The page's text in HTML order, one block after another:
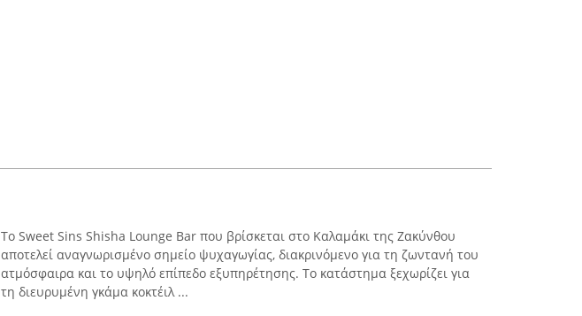
Το Sweet Sins Shisha Lounge Bar που βρίσκεται στο Καλαμάκι της Ζακύνθου
αποτελεί αναγνωρισμένο σημείο ψυχαγωγίας, διακρινόμενο για τη ζωντανή του
ατμόσφαιρα και το υψηλό επίπεδο εξυπηρέτησης. Το κατάστημα ξεχωρίζει για
τη διευρυμένη γκάμα κοκτέιλ ...